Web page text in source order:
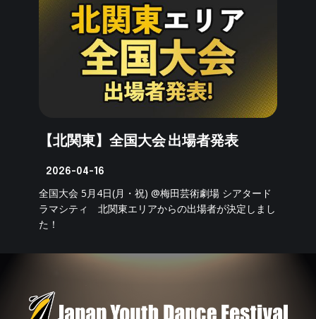
【北関東】全国大会 出場者発表
2026-04-16
全国大会 5月4日(月・祝) @梅田芸術劇場 シアタード
ラマシティ 北関東エリアからの出場者が決定しまし
た！